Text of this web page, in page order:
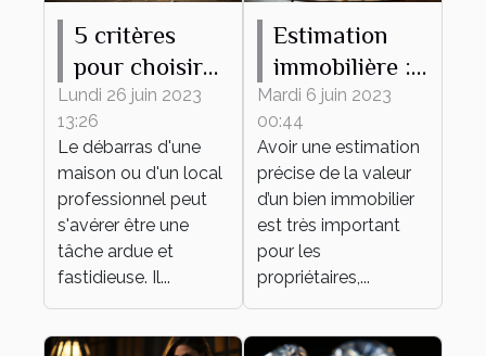
5 critères
pour choisir
une entreprise
de débarras
Lundi 26 juin 2023
13:26
Le débarras d'une
maison ou d'un local
professionnel peut
s'avérer être une
tâche ardue et
fastidieuse. Il...
Estimation
immobilière :
ce qu’il faut
savoir
Mardi 6 juin 2023
00:44
Avoir une estimation
précise de la valeur
d’un bien immobilier
est très important
pour les
propriétaires,...